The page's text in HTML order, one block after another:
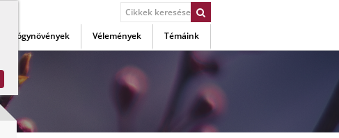
Gyógynövények Vélemények Témáink